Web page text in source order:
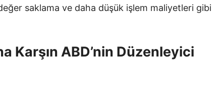
saklama ve daha düşük işlem maliyetleri gibi
Karşın ABD’nin Düzenleyici